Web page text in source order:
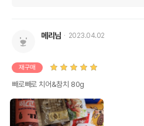
메리님 2023.04.02
재구매
빼로빼로 치어&참치 80g